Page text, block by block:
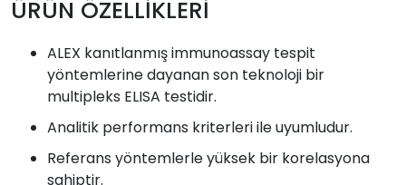
ÜRÜN ÖZELLİKLERİ
ALEX kanıtlanmış immunoassay tespit
yöntemlerine dayanan son teknoloji bir
multipleks ELISA testidir.
Analitik performans kriterleri ile uyumludur.
Referans yöntemlerle yüksek bir korelasyona
sahiptir.